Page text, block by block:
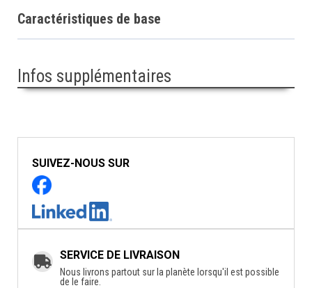
Caractéristiques de base
Infos supplémentaires
SUIVEZ-NOUS SUR
SERVICE DE LIVRAISON
Nous livrons partout sur la planète lorsqu'il est possible
de le faire.